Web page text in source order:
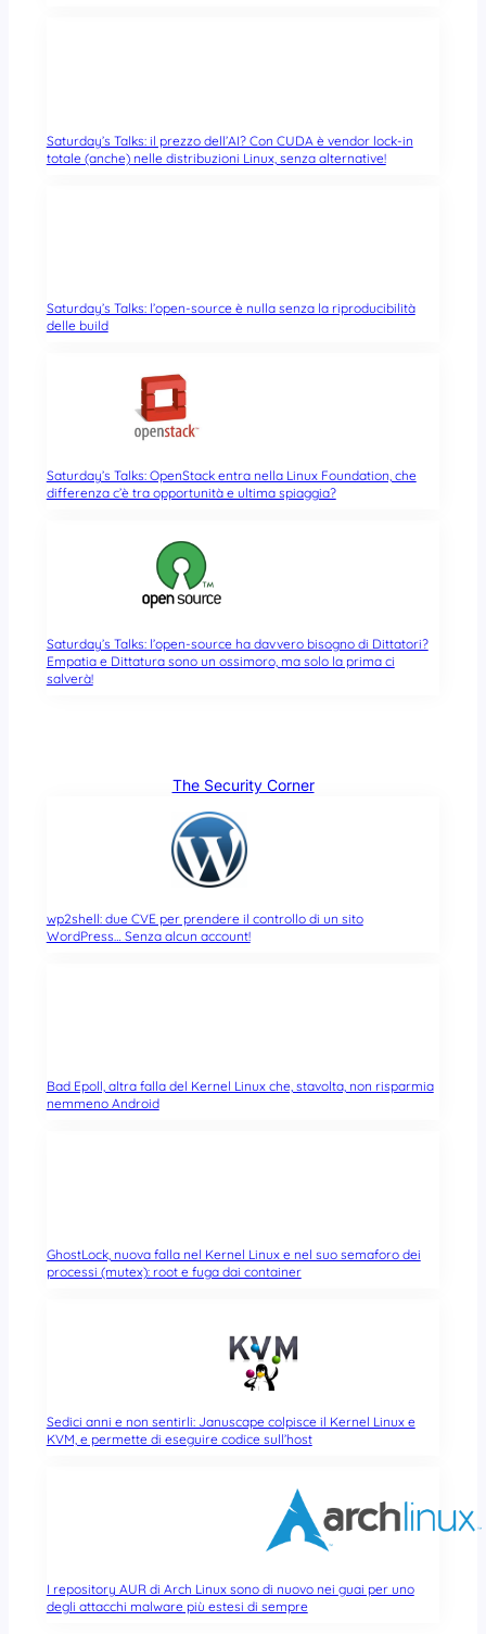
Saturday’s Talks: il prezzo dell’AI? Con CUDA è vendor lock-in
totale (anche) nelle distribuzioni Linux, senza alternative!
Saturday’s Talks: l’open-source è nulla senza la riproducibilità
delle build
Saturday’s Talks: OpenStack entra nella Linux Foundation, che
differenza c’è tra opportunità e ultima spiaggia?
Saturday’s Talks: l’open-source ha davvero bisogno di Dittatori?
Empatia e Dittatura sono un ossimoro, ma solo la prima ci
salverà!
The Security Corner
wp2shell: due CVE per prendere il controllo di un sito
WordPress… Senza alcun account!
Bad Epoll, altra falla del Kernel Linux che, stavolta, non risparmia
nemmeno Android
GhostLock, nuova falla nel Kernel Linux e nel suo semaforo dei
processi (mutex): root e fuga dai container
Sedici anni e non sentirli: Januscape colpisce il Kernel Linux e
KVM, e permette di eseguire codice sull’host
I repository AUR di Arch Linux sono di nuovo nei guai per uno
degli attacchi malware più estesi di sempre